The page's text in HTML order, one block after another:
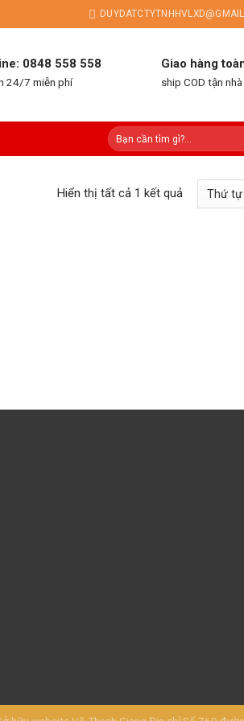
0848 558 558
24/7 miễn phí
Giao hàng
ship COD tận nhà
Hiển thị tất cả 1 kết quả